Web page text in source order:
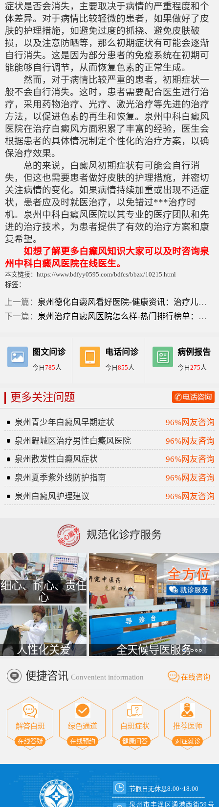
症状是否会消失，主要取决于病情的严重程度和个
体差异。对于病情比较轻微的患者，如果做好了皮
肤的护理措施，如避免过度的抓挠、避免皮肤破
损，以及注意防晒等，那么初期症状有可能会逐渐
自行消失。这是因为部分患者的免疫系统在初期可
能能够自行调节，从而恢复色素的正常生成。
然而，对于病情比较严重的患者，初期症状一
般不会自行消失。这时，患者需要配合医生进行治
疗，采用药物治疗、光疗、激光治疗等先进的治疗
方法，以促进色素的再生和恢复。泉州中科白癜风
医院在治疗白癜风方面积累了丰富的经验，医生会
根据患者的具体情况制定个性化的治疗方案，以确
保治疗效果。
总的来说，白癜风初期症状有可能会自行消
失，但这也需要患者做好皮肤的护理措施，并密切
关注病情的变化。如果病情持续加重或出现不适症
状，患者应及时就医治疗，以免错过***治疗时
机。泉州中科白癜风医院以其专业的医疗团队和先
进的治疗技术，为患者提供了有效的治疗方案和康
复希望。
如想了解更多白癫风知识大家可以及时咨询泉
州中科白癜风医院在线医生。
本文链接：https://www.bdfyy0595.com/bdfcs/bbzx/10215.html
标签：
上一篇： 泉州德化白癜风看好医院-健康资讯：治疗儿童手部白癜风有效的方法有哪些？
下一篇： 泉州治疗白癜风医院怎么样-热门排行榜单：女性白癜风早期症状？
图文问诊
今日785人
电话问诊
今日 855人
病例报告
今日275人
更多关注问题
泉州青少年白癜风早期症状
96%网友咨询
泉州鲤城区治疗男性白癜风医院
96%网友咨询
泉州散发性白癜风症状
96%网友咨询
泉州夏季紫外线防护指南
96%网友咨询
泉州白癜风护理建议
96%网友咨询
规范化诊疗服务
细心、耐心、责任
心
人性化关爱 全天候导医服务
便捷咨讯 Convenient information 在线咨询
解答白斑
在线答疑
绿色通道
在线预约
白斑症状
健康问答
推荐医师
对症就诊
节假日无休息8:00~18:00
泉州市丰泽区通港西街59号